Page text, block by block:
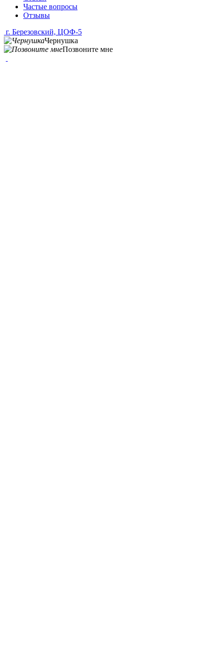
Частые вопросы
Отзывы
г. Березовский, ЦОФ-5
Чернушка
Позвоните мне